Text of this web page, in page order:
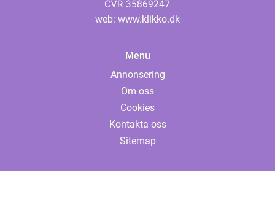
web: www.klikko.dk
Menu
Annonsering
Om oss
Cookies
Kontakta oss
Sitemap